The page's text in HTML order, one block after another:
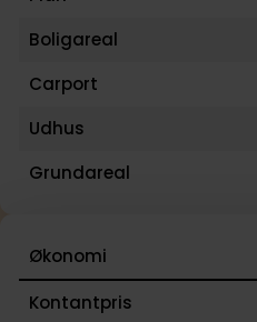
Boligareal
Carport
Udhus
Grundareal
Økonomi
Kontantpris